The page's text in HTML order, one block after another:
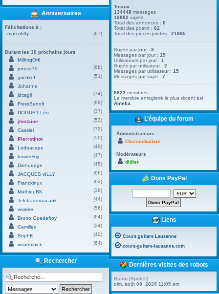
Anniversaires
Félicitations à :
marcofifty
(67)
Durant les 30 prochains jours
M@ngOr€
proust75
(68)
grichkof
(51)
Johanne
jdcagli
(74)
FrereBenoît
(69)
DOGUET Léo
(37)
jfontaine
(53)
Cassiel
(72)
Pierrotinot
(50)
Ledoacape
(49)
boineekig
(47)
Dienuedge
(45)
JACQUES vILLY
(66)
Franckinux
(62)
MathieuBK
(38)
Teletraderuacank
(44)
vivalee
(56)
Bruno Goedefroy
(64)
Camillex
(24)
SophK
(40)
wsuemnick
(64)
Rechercher
Totaux
134448 messages
19862 sujets
Total des annonces :0
Total des post-it :62
Total des pièces jointes :21995
Sujets par jour :3
Messages par jour :19
Utilisateurs par jour :1
Sujets par utilisateur :2
Messages par utilisateur :15
Messages par sujet :7
8822 membres
Le membre enregistré le plus récent est
Amelia
L’équipe du forum
Administrateurs
ClassicGuitare
Modérateurs
didier
Dons PayPal
Liens
Cours guitare Lausanne
cours-guitare-lausanne.com
Dernières visites des robots
Baidu [Spider]
dim. août 09, 2026 11:05 am